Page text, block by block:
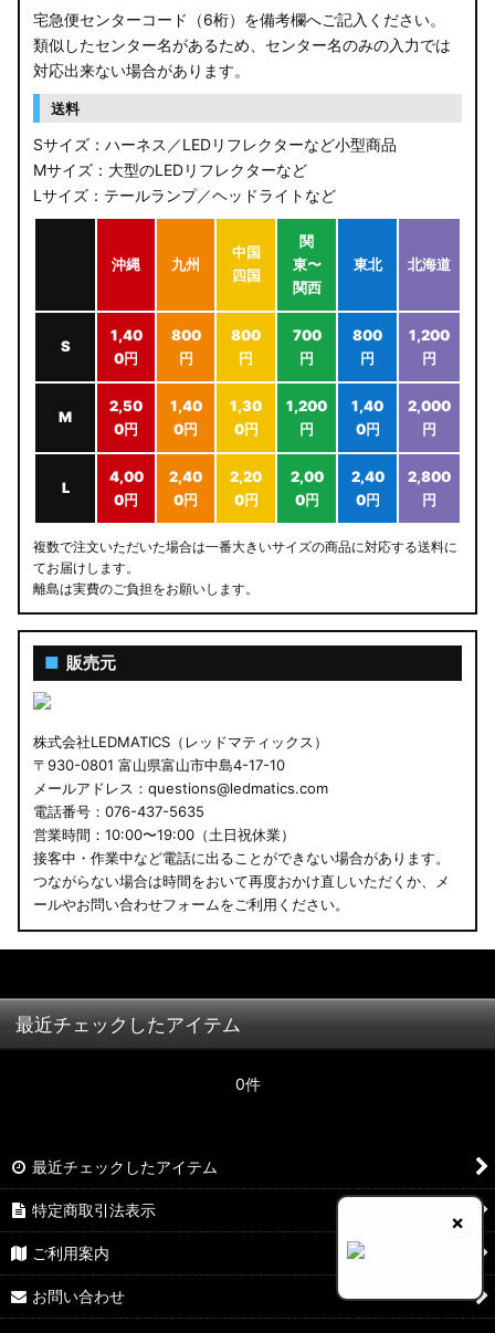
宅急便センターコード（6桁）を備考欄へご記入ください。
類似したセンター名があるため、センター名のみの入力では
対応出来ない場合があります。
送料
Sサイズ：ハーネス／LEDリフレクターなど小型商品
Mサイズ：大型のLEDリフレクターなど
Lサイズ：テールランプ／ヘッドライトなど
沖縄 九州
中国
四国
関
東〜
関西
東北 北海道
S
1,40
0円
800
円
800
円
700
円
800
円
1,200
円
M
2,50
0円
1,40
0円
1,30
0円
1,200
円
1,40
0円
2,000
円
L
4,00
0円
2,40
0円
2,20
0円
2,00
0円
2,40
0円
2,800
円
複数で注文いただいた場合は一番大きいサイズの商品に対応する送料に
てお届けします。
離島は実費のご負担をお願いします。
■ 販売元
株式会社LEDMATICS（レッドマティックス）
〒930-0801 富山県富山市中島4-17-10
メールアドレス：questions@ledmatics.com
電話番号：076-437-5635
営業時間：10:00〜19:00（土日祝休業）
接客中・作業中など電話に出ることができない場合があります。
つながらない場合は時間をおいて再度おかけ直しいただくか、メ
ールやお問い合わせフォームをご利用ください。
×
最近チェックしたアイテム
0件
最近チェックしたアイテム
特定商取引法表示
ご利用案内
お問い合わせ